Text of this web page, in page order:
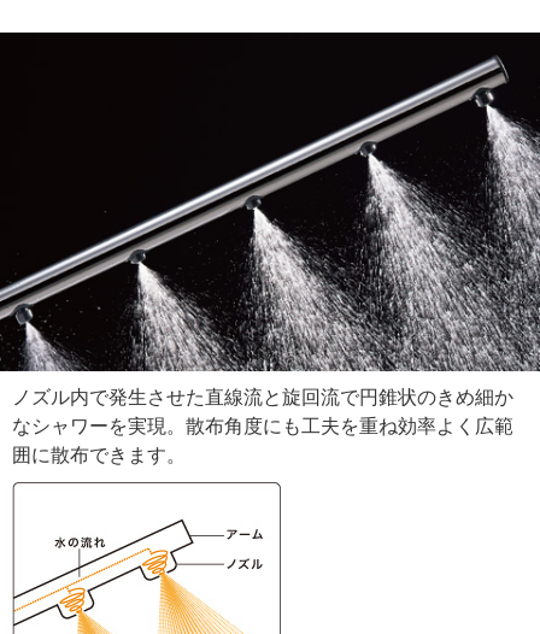
ノズル内で発生させた直線流と旋回流で円錐状のきめ細か
なシャワーを実現。散布角度にも工夫を重ね効率よく広範
囲に散布できます。